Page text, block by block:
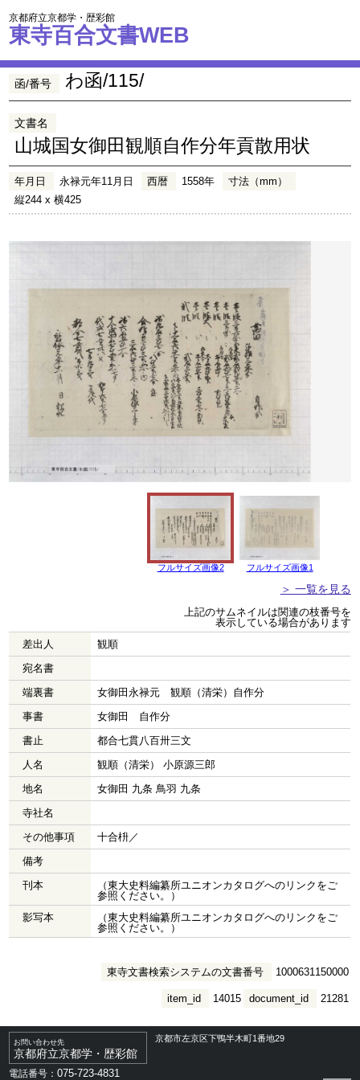
京都府立京都学・歴彩館
東寺百合文書WEB
函/番号 わ函/115/
文書名
山城国女御田観順自作分年貢散用状
年月日 永禄元年11月日 西暦 1558年
寸法（mm）
縦244 x 横425
フルサイズ画像2 フルサイズ画像1
＞ 一覧を見る
上記のサムネイルは関連の枝番号を
表示している場合があります
差出人
観順
宛名書
端裏書
女御田永禄元 観順（清栄）自作分
事書
女御田 自作分
書止
都合七貫八百卅三文
人名
観順（清栄） 小原源三郎
地名
女御田 九条 鳥羽 九条
寺社名
その他事項
十合枡／
備考
刊本
（東大史料編纂所ユニオンカタログへのリンクをご
参照ください。）
影写本
（東大史料編纂所ユニオンカタログへのリンクをご
参照ください。）
東寺文書検索システムの文書番号 1000631150000
document_id 21281
item_id 14015
お問い合わせ先
京都府立京都学・歴彩館
京都市左京区下鴨半木町1番地29
電話番号：075-723-4831